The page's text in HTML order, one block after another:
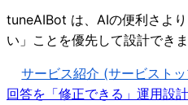
tuneAIBot は、AIの便利さよ
い」ことを優先して設計できま
サービス紹介 (サービスト
回答を「修正できる」運用設計